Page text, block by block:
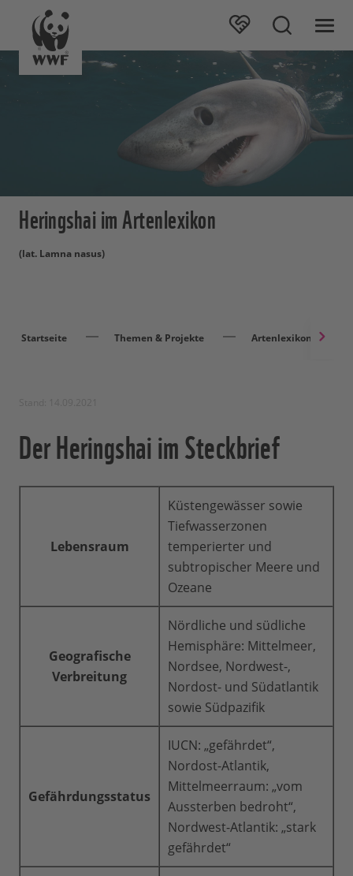
Heringshai im Artenlexikon
(lat. Lamna nasus)
Startseite Themen & Projekte Artenlexikon
Der Heringshai im Steckbrief
Lebensraum
Küstengewässer sowie
Tiefwasserzonen
temperierter und
subtropischer Meere und
Ozeane
Geografische
Verbreitung
Nördliche und südliche
Hemisphäre: Mittelmeer,
Nordsee, Nordwest-,
Nordost- und Südatlantik
sowie Südpazifik
Gefährdungsstatus
IUCN: „gefährdet“,
Nordost-Atlantik,
Mittelmeerraum: „vom
Aussterben bedroht“,
Nordwest-Atlantik: „stark
gefährdet“